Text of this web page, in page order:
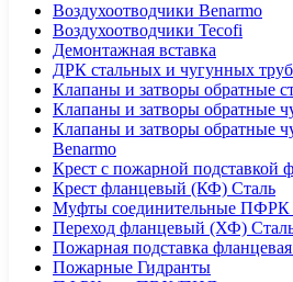
Воздухоотводчики Benarmo
Воздухоотводчики Tecofi
Демонтажная вставка
ДРК стальных и чугунных труб
Клапаны и затворы обратные
Клапаны и затворы обратные
Клапаны и затворы обратные
Benarmo
Крест с пожарной
Крест фланцевый (КФ) Сталь
Муфты соединительные ПФРК
Переход фланцевый (ХФ)
Пожарная подставка
Пожарные Гидранты